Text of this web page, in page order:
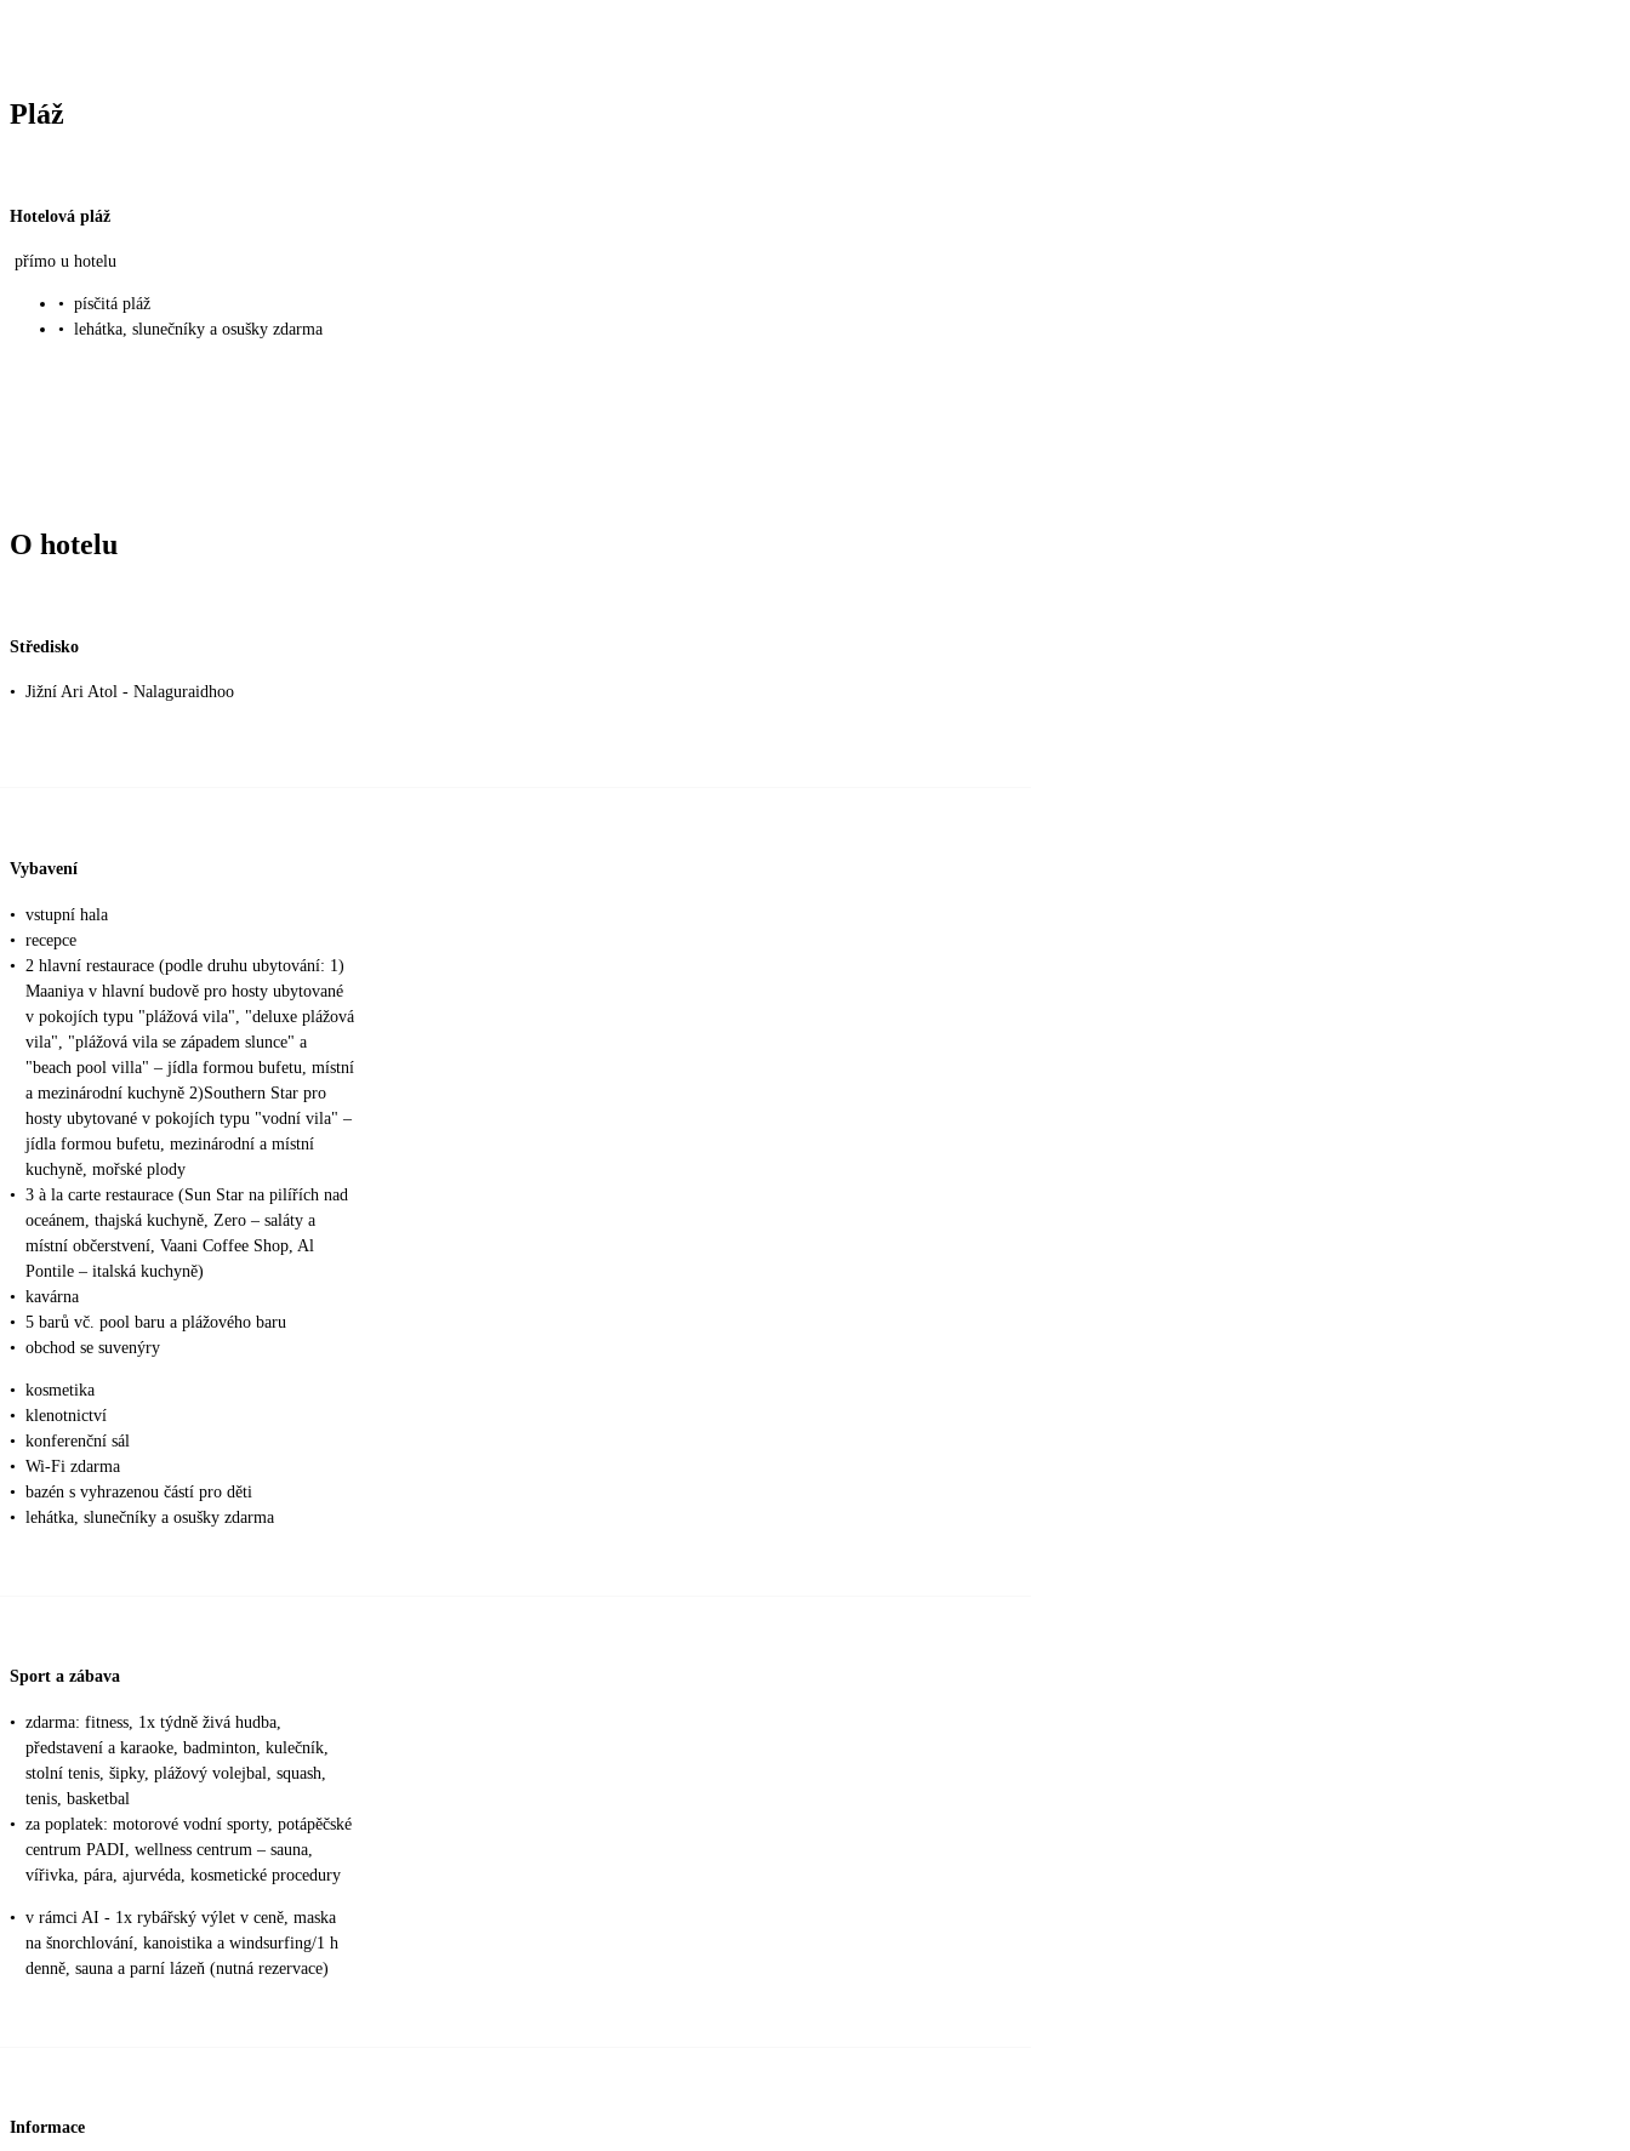
Pláž
Hotelová pláž
přímo u hotelu
• písčitá pláž
• lehátka, slunečníky a osušky zdarma
O hotelu
Středisko
• Jižní Ari Atol - Nalaguraidhoo
Vybavení
• vstupní hala
• recepce
•
2 hlavní restaurace (podle druhu ubytování: 1)
Maaniya v hlavní budově pro hosty ubytované
v pokojích typu "plážová vila", "deluxe plážová
vila", "plážová vila se západem slunce" a
"beach pool villa" – jídla formou bufetu, místní
a mezinárodní kuchyně 2)Southern Star pro
hosty ubytované v pokojích typu "vodní vila" –
jídla formou bufetu, mezinárodní a místní
kuchyně, mořské plody
• 3 à la carte restaurace (Sun Star na pilířích nad
oceánem, thajská kuchyně, Zero – saláty a
místní občerstvení, Vaani Coffee Shop, Al
Pontile – italská kuchyně)
• kavárna
• 5 barů vč. pool baru a plážového baru
• obchod se suvenýry
• kosmetika
• klenotnictví
• konferenční sál
• Wi-Fi zdarma
• bazén s vyhrazenou částí pro děti
• lehátka, slunečníky a osušky zdarma
Sport a zábava
• zdarma: fitness, 1x týdně živá hudba,
představení a karaoke, badminton, kulečník,
stolní tenis, šipky, plážový volejbal, squash,
tenis, basketbal
• za poplatek: motorové vodní sporty, potápěčské
centrum PADI, wellness centrum – sauna,
vířivka, pára, ajurvéda, kosmetické procedury
• v rámci AI - 1x rybářský výlet v ceně, maska
na šnorchlování, kanoistika a windsurfing/1 h
denně, sauna a parní lázeň (nutná rezervace)
Informace